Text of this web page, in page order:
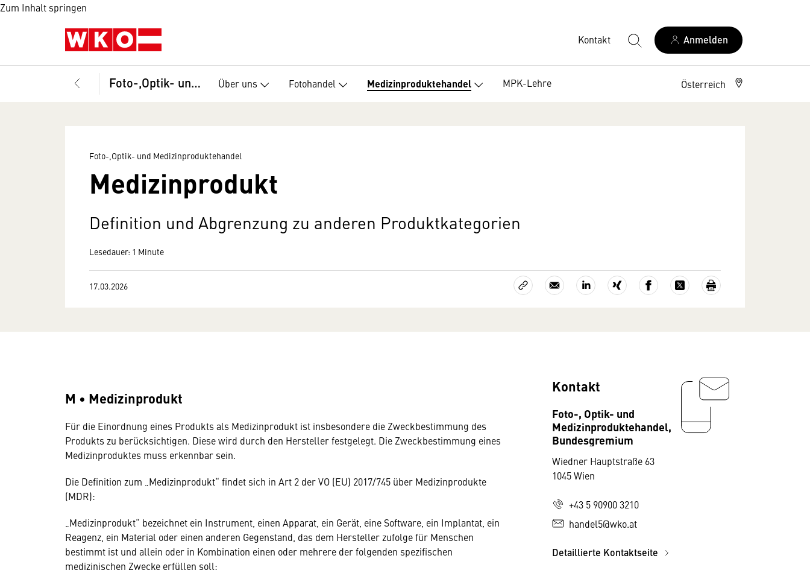
Zum Inhalt springen
Kontakt Anmelden
Foto-,Optik- und Medizinproduktehandel Über uns Fotohandel Medizinproduktehandel MPK-Lehre Österreich
Foto-,Optik- und Medizinproduktehandel
Medizinprodukt
Definition und Abgrenzung zu anderen Produktkategorien
Lesedauer: 1 Minute
17.03.2026
M • Medizinprodukt
Für die Einordnung eines Produkts als Medizinprodukt ist insbesondere die Zweckbestimmung des
Produkts zu berücksichtigen. Diese wird durch den Hersteller festgelegt. Die Zweckbestimmung eines
Medizinproduktes muss erkennbar sein.
Die Definition zum „Medizinprodukt“ findet sich in Art 2 der VO (EU) 2017/745 über Medizinprodukte
(MDR):
„Medizinprodukt“ bezeichnet ein Instrument, einen Apparat, ein Gerät, eine Software, ein Implantat, ein
Reagenz, ein Material oder einen anderen Gegenstand, das dem Hersteller zufolge für Menschen
bestimmt ist und allein oder in Kombination einen oder mehrere der folgenden spezifischen
medizinischen Zwecke erfüllen soll:
Kontakt
Foto-, Optik- und
Medizinproduktehandel,
Bundesgremium
Wiedner Hauptstraße 63
1045 Wien
+43 5 90900 3210
handel5@wko.at
Detaillierte Kontaktseite